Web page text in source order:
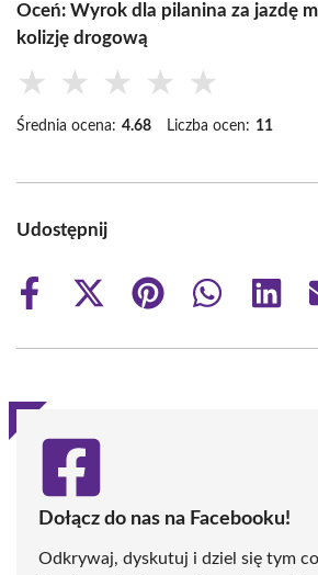
Oceń: Wyrok dla pilanina za jazdę
kolizję drogową
★ ★ ★ ★ ★
Średnia ocena: 4.68 Liczba ocen: 11
Udostępnij
Share
Share
(Twitter)
Share
Share
Share
Dołącz do nas na Facebooku!
Odkrywaj, dyskutuj i dziel się tym